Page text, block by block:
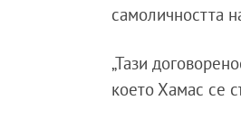
самоличността
„Тази
което Хамас се